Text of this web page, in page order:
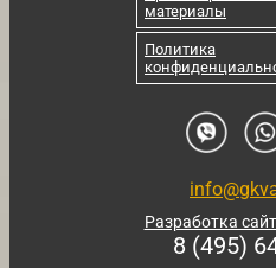
материалы
Политика
Разработка
8 (495)